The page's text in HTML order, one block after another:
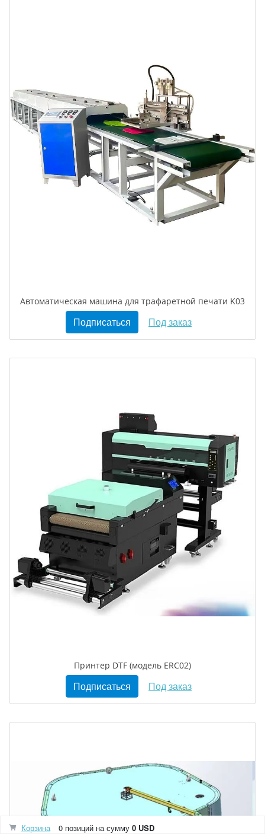
Автоматическая машина для трафаретной печати K03
Подписаться Под заказ
Принтер DTF (модель ERC02)
Подписаться Под заказ
Корзина 0 позиций на сумму 0 USD